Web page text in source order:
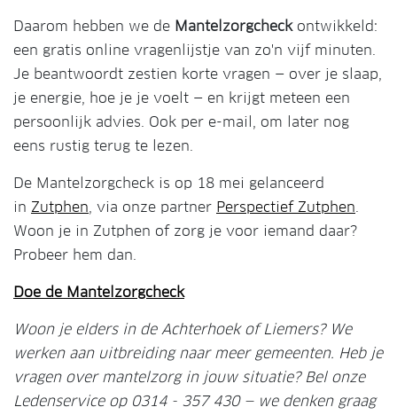
Daarom hebben we de Mantelzorgcheckontwikkeld:
een gratis online vragenlijstje van zo'n vijf minuten.
Je beantwoordt zestien korte vragen — over je slaap,
je energie, hoe je je voelt — en krijgt meteen een
persoonlijk advies. Ook per e-mail, om later nog
eens rustig terug te lezen.
De Mantelzorgcheck is op 18 mei gelanceerd
in Zutphen, via onze partner Perspectief Zutphen.
Woon je in Zutphen of zorg je voor iemand daar?
Probeer hem dan.
Doe de Mantelzorgcheck
Woon je elders in de Achterhoek of Liemers? We
werken aan uitbreiding naar meer gemeenten. Heb je
vragen over mantelzorg in jouw situatie? Bel onze
Ledenservice op 0314 - 357 430 — we denken graag